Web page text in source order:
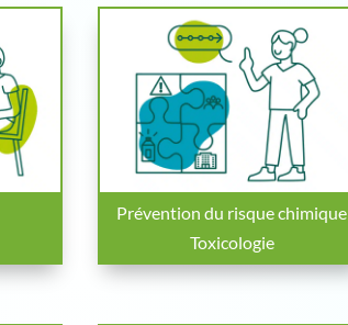
Prévention du risque chimique
Toxicologie